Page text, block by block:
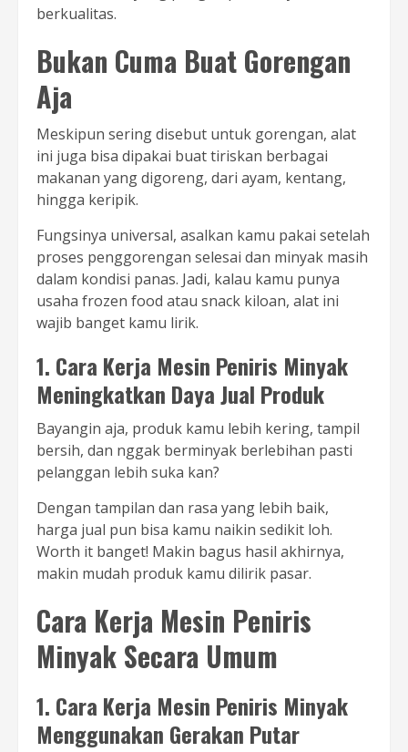
berkualitas.
Bukan Cuma Buat Gorengan
Aja
Meskipun sering disebut untuk gorengan, alat
ini juga bisa dipakai buat tiriskan berbagai
makanan yang digoreng, dari ayam, kentang,
hingga keripik.
Fungsinya universal, asalkan kamu pakai setelah
proses penggorengan selesai dan minyak masih
dalam kondisi panas. Jadi, kalau kamu punya
usaha frozen food atau snack kiloan, alat ini
wajib banget kamu lirik.
1. Cara Kerja Mesin Peniris Minyak
Meningkatkan Daya Jual Produk
Bayangin aja, produk kamu lebih kering, tampil
bersih, dan nggak berminyak berlebihan pasti
pelanggan lebih suka kan?
Dengan tampilan dan rasa yang lebih baik,
harga jual pun bisa kamu naikin sedikit loh.
Worth it banget! Makin bagus hasil akhirnya,
makin mudah produk kamu dilirik pasar.
Cara Kerja Mesin Peniris
Minyak Secara Umum
1. Cara Kerja Mesin Peniris Minyak
Menggunakan Gerakan Putar